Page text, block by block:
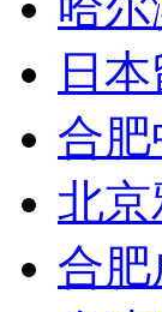
日
合
北
合